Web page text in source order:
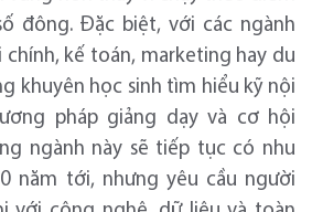
đông. Đặc biệt, với các ngành
chính, kế toán, marketing hay du
khuyên học sinh tìm hiểu kỹ nội
pháp giảng dạy và cơ hội
ngành này sẽ tiếp tục có nhu
năm tới, nhưng yêu cầu người